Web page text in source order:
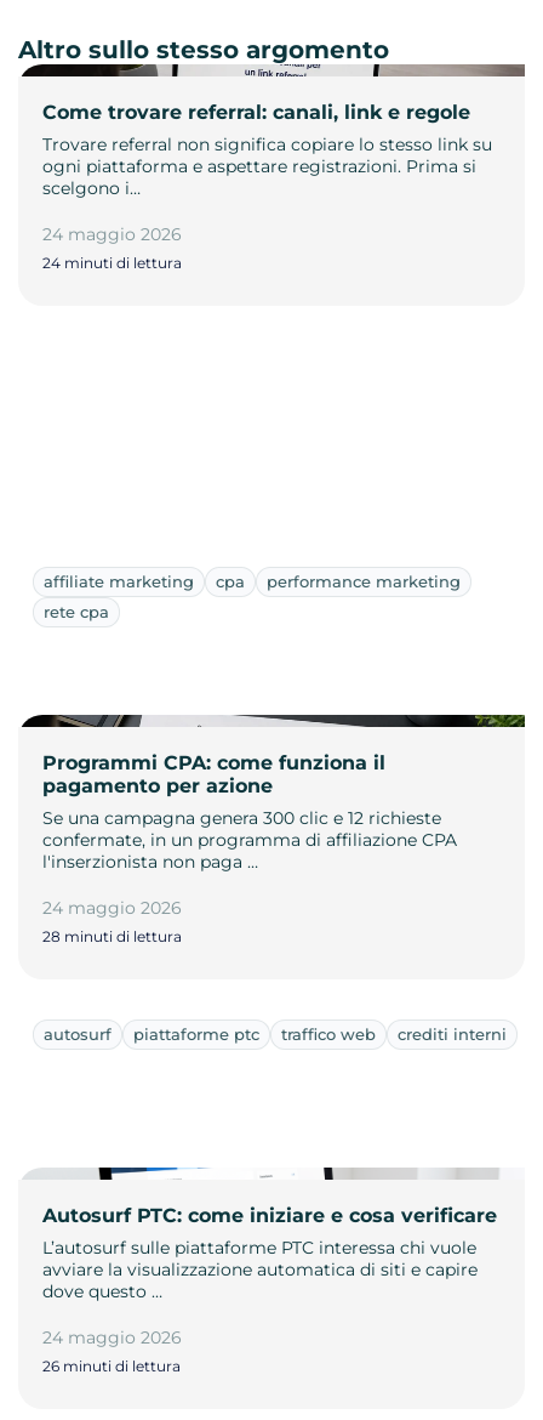
Come trovare referral: canali, link e regole
Trovare referral non significa copiare lo stesso link su
ogni piattaforma e aspettare registrazioni. Prima si
scelgono i…
24 maggio 2026
24 minuti di lettura
Altro sullo stesso argomento
affiliate marketing cpa
performance marketing
rete cpa
Programmi CPA: come funziona il
pagamento per azione
Se una campagna genera 300 clic e 12 richieste
confermate, in un programma di affiliazione CPA
l'inserzionista non paga …
24 maggio 2026
28 minuti di lettura
autosurf piattaforme ptc traffico web crediti interni
Autosurf PTC: come iniziare e cosa verificare
L’autosurf sulle piattaforme PTC interessa chi vuole
avviare la visualizzazione automatica di siti e capire
dove questo …
24 maggio 2026
26 minuti di lettura